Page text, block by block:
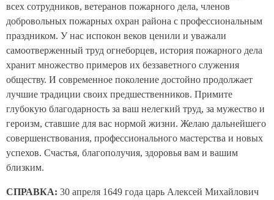
всех сотрудников, ветеранов пожарного дела, членов
добровольных пожарных охран района с профессиональным
праздником. У нас испокон веков ценили и уважали
самоотверженный труд огнеборцев, история пожарного дела
хранит множество примеров их беззаветного служения
обществу. И современное поколение достойно продолжает
лучшие традиции своих предшественников. Примите
глубокую благодарность за ваш нелегкий труд, за мужество и
героизм, ставшие для вас нормой жизни. Желаю дальнейшего
совершенствования, профессионального мастерства и новых
успехов. Счастья, благополучия, здоровья вам и вашим
близким.
СПРАВКА: 30 апреля 1649 года царь Алексей Михайлович